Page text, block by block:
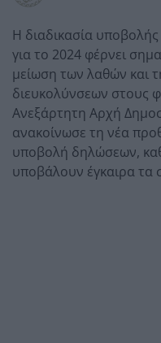
Η διαδικασία
για το 2024 φέρνει
μείωση των λαθών και
διευκολύνσεων στους
Ανεξάρτητη Αρχή
ανακοίνωσε τη νέα
υποβολή δηλώσεων,
υποβάλουν έγκαιρα τα